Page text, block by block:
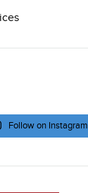
Follow on Instagram